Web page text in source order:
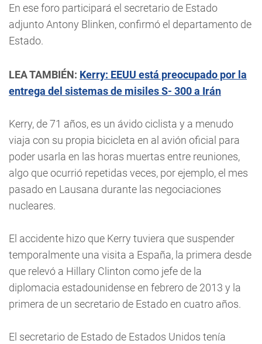
En ese foro participará el secretario de Estado
adjunto Antony Blinken, confirmó el departamento de
Estado.
LEA TAMBIÉN: Kerry: EEUU está preocupado por la
entrega del sistemas de misiles S- 300 a Irán
Kerry, de 71 años, es un ávido ciclista y a menudo
viaja con su propia bicicleta en al avión oficial para
poder usarla en las horas muertas entre reuniones,
algo que ocurrió repetidas veces, por ejemplo, el mes
pasado en Lausana durante las negociaciones
nucleares.
El accidente hizo que Kerry tuviera que suspender
temporalmente una visita a España, la primera desde
que relevó a Hillary Clinton como jefe de la
diplomacia estadounidense en febrero de 2013 y la
primera de un secretario de Estado en cuatro años.
El secretario de Estado de Estados Unidos tenía